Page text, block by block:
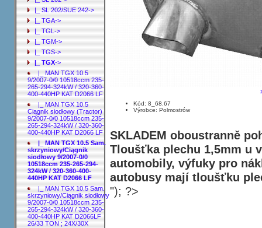
|_ SL 202/SUE 242->
|_ TGA->
|_ TGL->
|_ TGM->
|_ TGS->
|_ TGX->
|_ MAN TGX 10.5
9/2007-0/0 10518ccm 235-
265-294-324kW / 320-360-
400-440HP KAT D2066 LF
|_ MAN TGX 10.5
Ciągnik siodłowy (Tractor)
9/2007-0/0 10518ccm 235-
265-294-324kW / 320-360-
400-440HP KAT D2066 LF
|_ MAN TGX 10.5 Sam.
skrzyniowy/Ciągnik
siodłowy 9/2007-0/0
10518ccm 235-265-294-
324kW / 320-360-400-
440HP KAT D2066 LF
|_ MAN TGX 10.5 Sam.
skrzyniowy/Ciągnik siodłowy
9/2007-0/0 10518ccm 235-
265-294-324kW / 320-360-
400-440HP KAT D2066LF
26/33 TON ; 24X/30X
Kód: 8_68.67
Výrobce: Polmostrów
SKLADEM oboustranně
Tloušťka plechu 1,5mm u
automobily, výfuky pro
autobusy mají tloušťku
"); ?>